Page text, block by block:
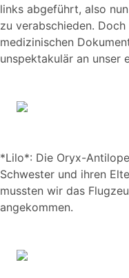
links abgeführt, also
zu verabschieden.
medizinischen
unspektakulär an unser
*Lilo*: Die Oryx-
Schwester und ihren
mussten wir das
angekommen.